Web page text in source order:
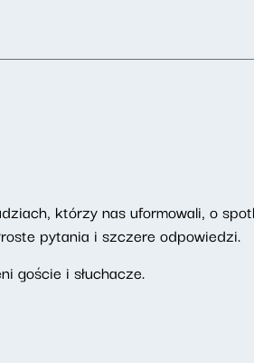
którzy nas uformowali, o
pytania i szczere odpowiedzi.
goście i słuchacze.